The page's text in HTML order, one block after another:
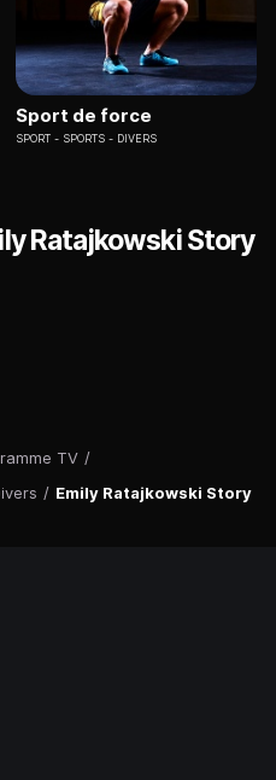
TV /
/ Emily Ratajkowski Story
Sport de force
SPORT SPORTS - DIVERS
Ratajkowski Story